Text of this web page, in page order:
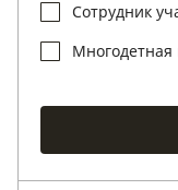
Сотрудник
Многодетная